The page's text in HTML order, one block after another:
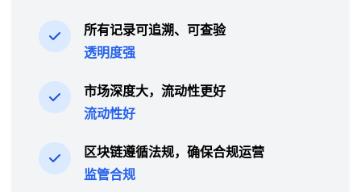
所有记录可追溯、可查验
透明度强
市场深度大，流动性更好
流动性好
区块链遵循法规，确保合规运营
监管合规